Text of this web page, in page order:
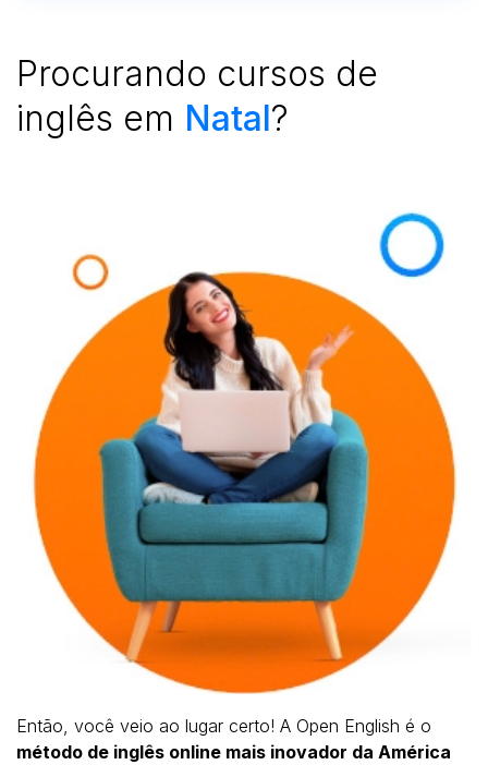
Procurando cursos de
inglês em Natal?
Então, você veio ao lugar certo! A Open English é o
método de inglês online mais inovador da América